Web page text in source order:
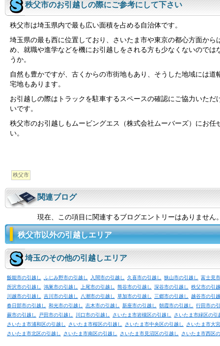
秩父市のお引越しの際にご参考にして下さい
秩父市は埼玉県内で最も広い面積を占める自治体です。
埼玉県の最も西に位置しており、さいたま市や東京の都心方面から
め、就職や進学などを機にお引越しをされる方も少なくないのでは
うか。
自然も豊かですが、古くからの市街地もあり、そうした地域には道
宅地もあります。
お引越しの際はトラックを駐車するスペースの確認にご協力いただ
いです。
秩父市のお引越しもムービングエス（株式会社ムーバーズ）にお任
い。
秩父市
関連ブログ
現在、この項目に関連するブログエントリーはありません
秩父市以外の引越しエリア
埼玉のその他の引越しエリア
飯能市の引越し ふじみ野市の引越し 入間市の引越し 久喜市の引越し 狭山市の引越し
富士見
所沢市の引越し
鴻巣市の引越し 上尾市の引越し 熊谷市の引越し 深谷市の引越し
秩父市の引
川越市の引越し
吉川市の引越し 八潮市の引越し 草加市の引越し 三郷市の引越し
越谷市の引
春日部市の引越し
和光市の引越し 志木市の引越し 新座市の引越し 朝霞市の引越し
行田市の
蕨市の引越し
戸田市の引越し 川口市の引越し さいたま市岩槻区の引越し
さいたま市緑区の引
さいたま市浦和区の引越し
さいたま市桜区の引越し さいたま市中央区の引越し
さいたま市大
さいたま市北区の引越し
さいたま市南区の引越し さいたま市見沼区の引越し さいたま市西区